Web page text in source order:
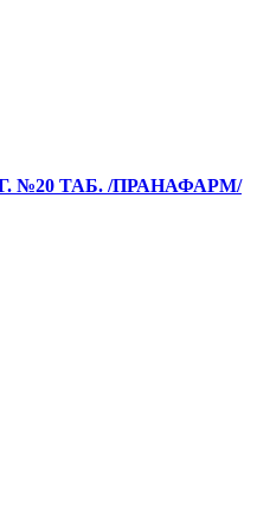
№20 ТАБ. /ПРАНАФАРМ/